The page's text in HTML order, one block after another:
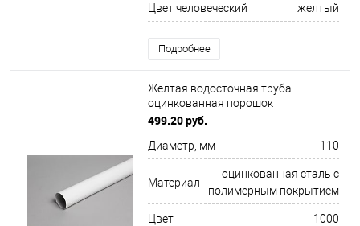
Цвет человеческий желтый
Подробнее
Желтая водосточная труба
оцинкованная порошок
ф110х1250мм RAL 1000
499.20 руб.
Диаметр, мм 110
Материал
оцинкованная сталь с
полимерным покрытием
Цвет 1000